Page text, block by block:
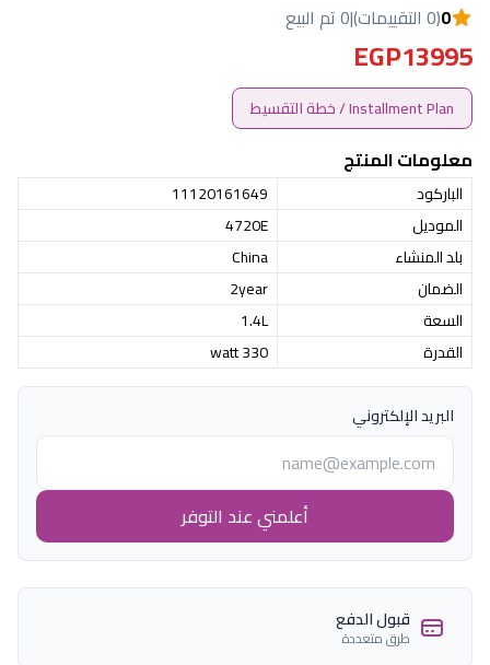
0(0 التقييمات) |0 تم البيع
EGP13995
Installment Plan / خطة التقسيط
معلومات المنتج
الباركود
11120161649
الموديل
4720E
بلد المنشاء
China
الضمان
2year
السعة
1.4L
القدرة
330 watt
البريد الإلكتروني
أعلمني عند التوفر
قبول الدفع
طرق متعددة